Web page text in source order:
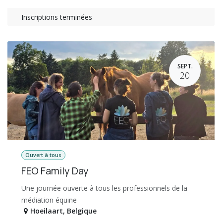
Inscriptions terminées
SEPT.
20
Ouvert à tous
FEO Family Day
Une journée ouverte à tous les professionnels de la
médiation équine
Hoeilaart, Belgique